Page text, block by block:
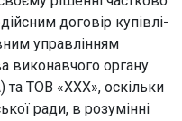
договір купівлі-
управлінням
виконавчого органу
та ТОВ «ХХХ», оскільки
ради, в розумінні